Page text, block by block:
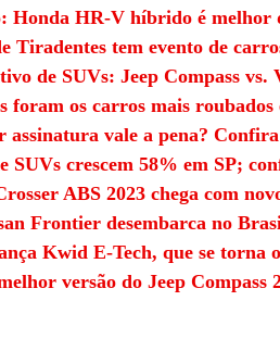
Honda HR-V híbrido é melhor
Tiradentes tem evento de
de SUVs: Jeep Compass
foram os carros mais roubados
assinatura vale a pena?
SUVs crescem 58% em SP;
ABS 2023 chega com
Frontier desembarca no
Kwid E-Tech, que se torna
versão do Jeep Compass